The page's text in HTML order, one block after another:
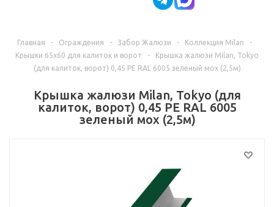
Главная - Ограждения - Забор Жалюзи - Коллекция Milan
-
Крышки 65х60 для калиток и ворот
-
Крышка жалюзи Milan, Tokyo
(для калиток, ворот) 0,45 PE RAL 6005 зеленый мох (2,5м)
Крышка жалюзи Milan, Tokyo (для
калиток, ворот) 0,45 PE RAL 6005
зеленый мох (2,5м)